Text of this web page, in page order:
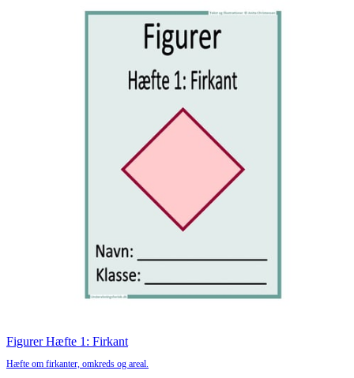
Figurer Hæfte 1: Firkant
Hæfte om firkanter, omkreds og areal.